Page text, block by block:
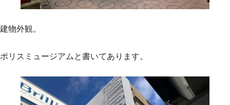
建物外観。
ポリスミュージアムと書いてあります。